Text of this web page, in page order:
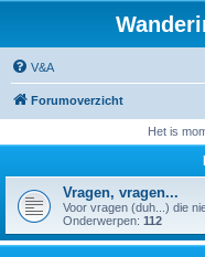
V&A
Forumoverzicht
Het is
Vragen, vragen...
Voor vragen (duh...) die
Onderwerpen: 112